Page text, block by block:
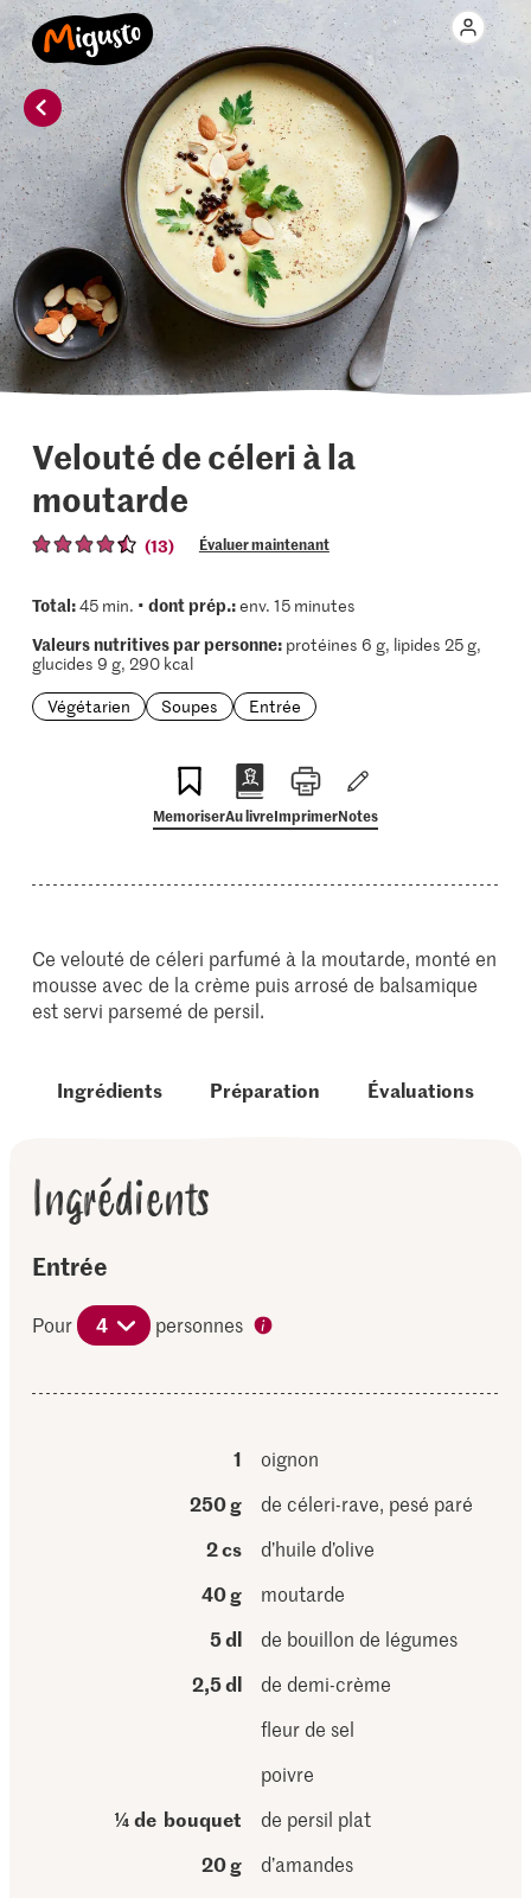
Velouté de céleri à la
moutarde
(13) Évaluer maintenant
Total:45 min. • dont prép.:env. 15 minutes
Valeurs nutritives par personne:protéines 6 g, lipides 25 g,
glucides 9 g, 290 kcal
Végétarien
Soupes Entrée
MemoriserAu livreImprimerNotes
Ce velouté de céleri parfumé à la moutarde, monté en
mousse avec de la crème puis arrosé de balsamique
est servi parsemé de persil.
Ingrédients Préparation Évaluations
Ingrédients
Entrée
Pour 4 personnes
1
oignon
250 g
de céleri-rave, pesé paré
2 cs
d’huile d’olive
40 g
moutarde
5 dl
de bouillon de légumes
2,5 dl
de demi-crème
fleur de sel
poivre
¼ de bouquet
de persil plat
20 g
d’amandes